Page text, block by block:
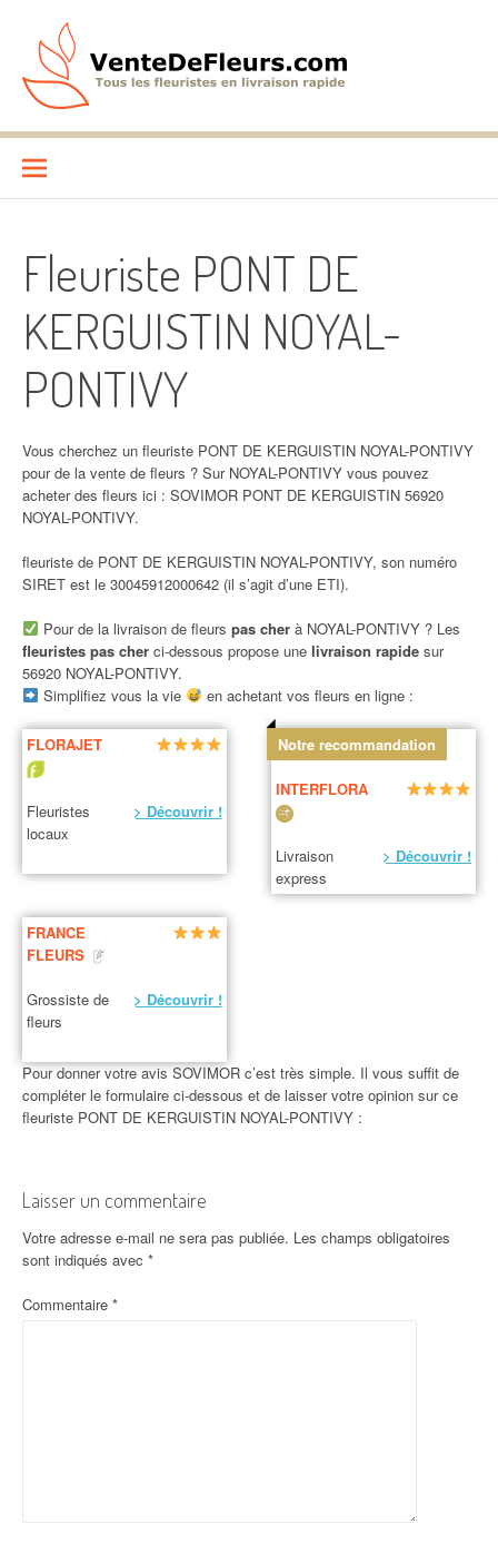
contenu
VenteDeFleurs.com
Fleuriste PONT DE
KERGUISTIN NOYAL-
PONTIVY
Vous cherchez un fleuriste PONT DE KERGUISTIN NOYAL-PONTIVY
pour de la vente de fleurs ? Sur NOYAL-PONTIVY vous pouvez
acheter des fleurs ici : SOVIMOR PONT DE KERGUISTIN 56920
NOYAL-PONTIVY.
fleuriste de PONT DE KERGUISTIN NOYAL-PONTIVY, son numéro
SIRET est le 30045912000642 (il s’agit d’une ETI).
Pour de la livraison de fleurs pas cherà NOYAL-PONTIVY ? Les
fleuristes pas cher ci-dessous propose une livraison rapide sur
56920 NOYAL-PONTIVY.
Simplifiez vous la vie
en achetant vos fleurs en ligne :
FLORAJET
Fleuristes
locaux
> Découvrir !
Notre recommandation
INTERFLORA
Livraison
express
> Découvrir !
FRANCE
FLEURS
Grossiste de
fleurs
> Découvrir !
Pour donner votre avis SOVIMOR c’est très simple. Il vous suffit de
compléter le formulaire ci-dessous et de laisser votre opinion sur ce
fleuriste PONT DE KERGUISTIN NOYAL-PONTIVY :
Laisser un commentaire
Votre adresse e-mail ne sera pas publiée. Les champs obligatoires
sont indiqués avec *
Commentaire *